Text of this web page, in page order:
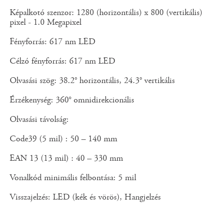
Képalkotó szenzor: 1280 (horizontális) x 800 (vertikális)
pixel - 1.0 Megapixel
Fényforrás: 617 nm LED
Célzó fényforrás: 617 nm LED
Olvasási szög: 38.2° horizontális, 24.3° vertikális
Érzékenység: 360° omnidirekcionális
Olvasási távolság:
Code39 (5 mil) : 50 – 140 mm
EAN 13 (13 mil) : 40 – 330 mm
Vonalkód minimális felbontása: 5 mil
Visszajelzés: LED (kék és vörös), Hangjelzés